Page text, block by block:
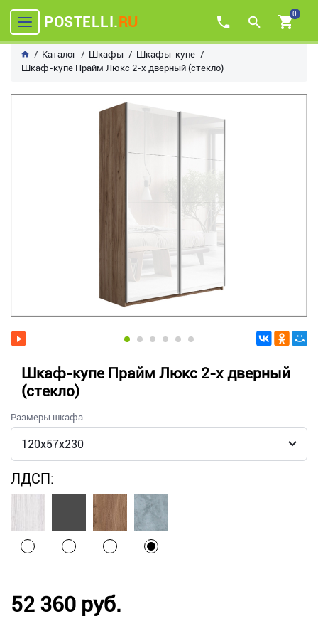
POSTELLI.RU 0
Каталог Шкафы
Шкафы-купе
Шкаф-купе Прайм Люкс 2-х дверный (стекло)
Шкаф-купе Прайм Люкс 2-х дверный
(стекло)
Размеры шкафа
ЛДСП:
52 360 руб.